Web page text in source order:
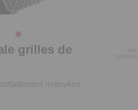
grilles de
nettoyées
Réf.